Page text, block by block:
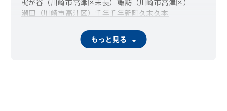
瀬田（川崎市高津区）千年千年新町久末久本
溝の口・武蔵溝ノ口（川崎市高津区溝口）
もっと見る